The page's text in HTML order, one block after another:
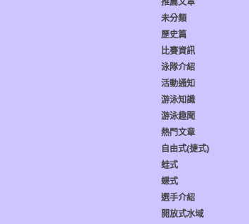
推薦文章
未分類
歷史篇
比賽資訊
泳隊介紹
活動通知
游泳知識
游泳趣聞
熱門文章
自由式(捷式)
蛙式
蝶式
選手介紹
開放式水域